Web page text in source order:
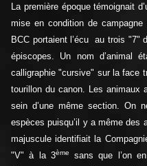
La première époque témoignait
mise en condition de
BCC portaient l’écu au trois "7"
épiscopes. Un nom d’animal
calligraphie "cursive" sur la face
tourillon du canon. Les animaux
sein d’une même section. On
espèces puisqu’il y a même des
majuscule identifiait la
"V" à la 3ème
sans que l’on